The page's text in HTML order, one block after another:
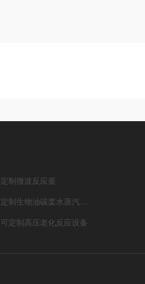
定制微波反应釜
定制生物油碳桨水蒸汽气化制氢液体燃料装置
可定制高压老化反应设备